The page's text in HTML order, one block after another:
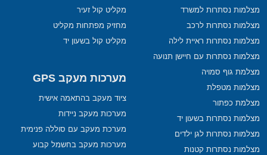
מצלמות נסתרות למשרד
מצלמות נסתרות לרכב
מצלמות נסתרות ראיית לילה
מצלמות נסתרות עם חיישן תנועה
מצלמת גוף סמויה
מצלמות מטפלת
מצלמת כפתור
מצלמות נסתרות בשעון יד
מצלמות נסתרות לגן ילדים
מצלמות נסתרות קטנות
מקליט קול זעיר
מחזיק מפתחות מקליט
מקליט קול בשעון יד
מערכות מעקב GPS
ציוד מעקב בהתאמה אישית
מערכות מעקב ניידות
מערכת מעקב עם סוללה פנימית
מערכות מעקב בחשמל קבוע